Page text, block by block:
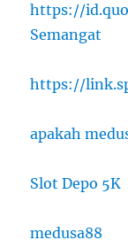
https://
Semangat
https://
apakah
Slot Depo 5K
medusa88